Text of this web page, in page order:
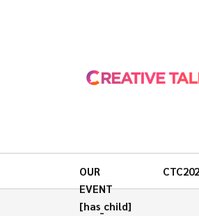
OUR
EVENT
[has_child]